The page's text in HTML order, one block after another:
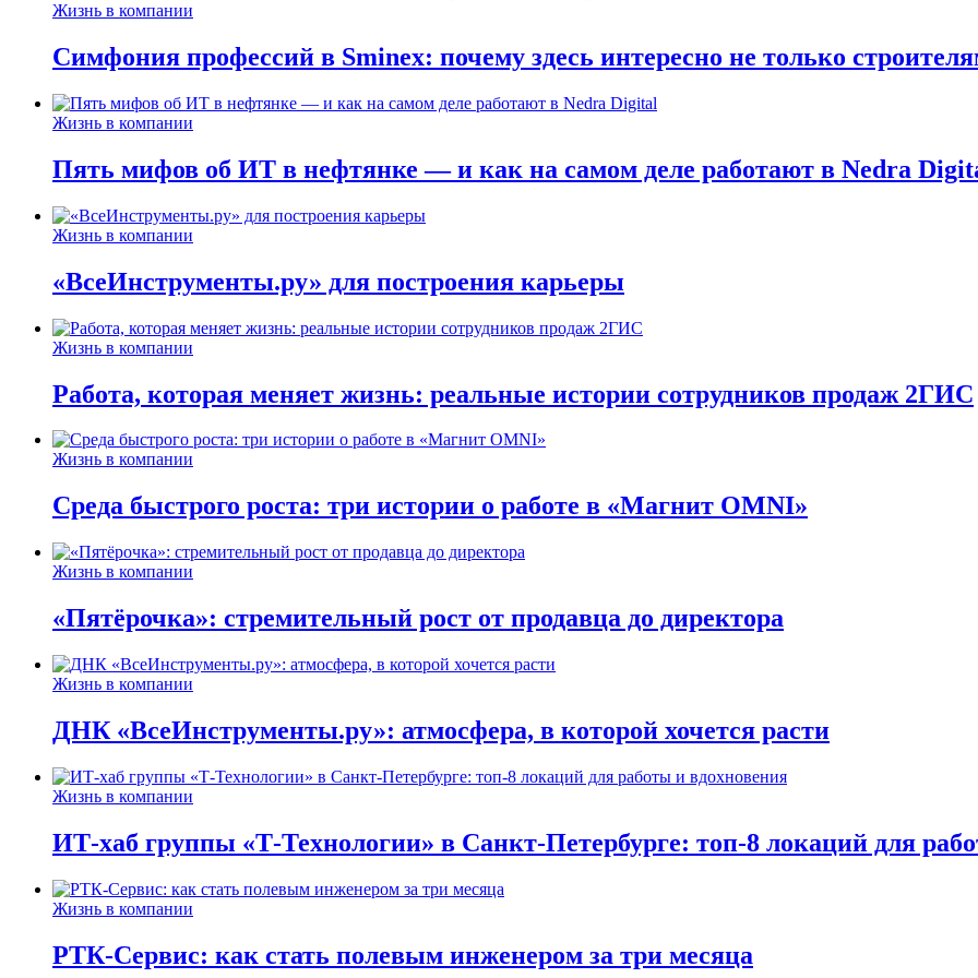
Жизнь в компании
Симфония профессий в Sminex: почему здесь интересно не только
Жизнь в компании
Пять мифов об ИТ в нефтянке — и как на самом деле работают в Nedra
Жизнь в компании
«ВсеИнструменты.ру» для построения карьеры
Жизнь в компании
Работа, которая меняет жизнь: реальные истории сотрудников продаж 2ГИС
Жизнь в компании
Среда быстрого роста: три истории о работе в «Магнит OMNI»
Жизнь в компании
«Пятёрочка»: стремительный рост от продавца до директора
Жизнь в компании
ДНК «ВсеИнструменты.ру»: атмосфера, в которой хочется расти
Жизнь в компании
ИТ-хаб группы «Т-Технологии» в Санкт-Петербурге: топ-8 локаций для
Жизнь в компании
РТК-Сервис: как стать полевым инженером за три месяца